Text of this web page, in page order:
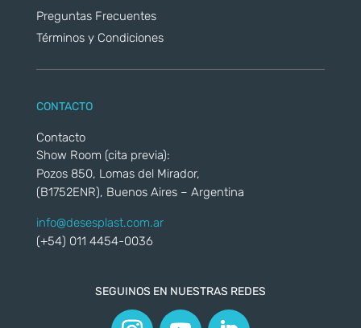
Preguntas Frecuentes
Términos y Condiciones
CONTACTO
Contacto
Show Room (cita previa):
Pozos 850, Lomas del Mirador,
(B1752ENR), Buenos Aires – Argentina
info@desesplast.com.ar
(+54) 011 4454-0036
SEGUINOS EN NUESTRAS REDES